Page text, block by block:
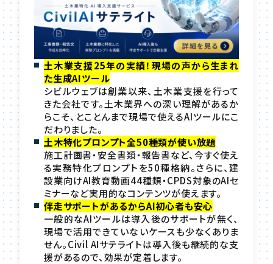
土木業支援25年の実績！現場の声から生まれ
た生成AIツール
シビルウェブは創業以来、土木業支援を行って
きた会社です。土木業界への深い理解があるか
らこそ、とことんまで現場で使えるAIツールにこ
だわりました。
土木特化プロンプト全50種類が使い放題
施工計画書・安全書類・報告書など、今すぐ使え
る実務特化プロンプトを50種格納。さらに、建
設業向けAI教育動画44種類・CPDS対象のAIセ
ミナーなど実用的なコンテンツが使えます。
伴走サポートがあるからAI初心者も安心
一般的なAIツールは導入後のサポートが無く、
現場で活用できていないケースも少なくありま
せん。Civil AIサテライトは導入後も継続的な支
援があるので、効果が定着します。